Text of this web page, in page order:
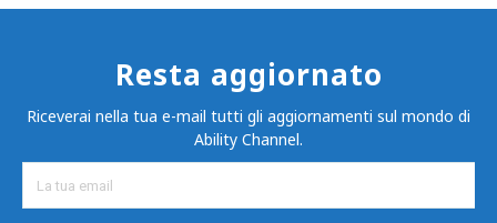
Resta aggiornato
Riceverai nella tua e-mail tutti gli aggiornamenti sul mondo di
Ability Channel.